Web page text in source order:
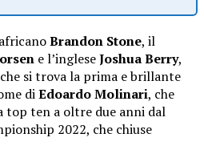
Brandon Stone, il
e l’ingleseJoshua Berry,
si trova la prima e brillante
diEdoardo Molinari, che
top ten a oltre due anni dal
2022, che chiuse